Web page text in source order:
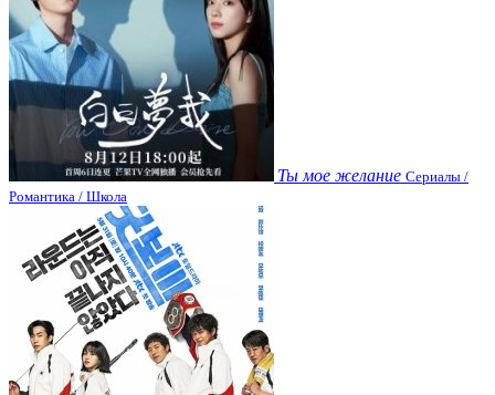
Ты мое желание Сериалы /
Романтика / Школа